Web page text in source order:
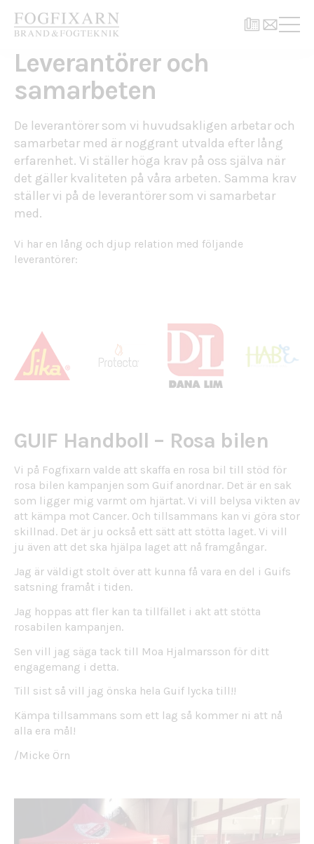
Leverantörer och
samarbeten
De leverantörer som vi huvudsakligen arbetar och
samarbetar med är noggrant utvalda efter lång
erfarenhet. Vi ställer höga krav på oss själva när
det gäller kvaliteten på våra arbeten. Samma krav
ställer vi på de leverantörer som vi samarbetar
med.
Vi har en lång och djup relation med följande
leverantörer:
GUIF Handboll – Rosa bilen
Vi på Fogfixarn valde att skaffa en rosa bil till stöd för
rosa bilen kampanjen som Guif anordnar. Det är en sak
som ligger mig varmt om hjärtat. Vi vill belysa vikten av
att kämpa mot Cancer. Och tillsammans kan vi göra stor
skillnad. Det är ju också ett sätt att stötta laget. Vi vill
ju även att det ska hjälpa laget att nå framgångar.
Jag är väldigt stolt över att kunna få vara en del i Guifs
satsning framåt i tiden.
Jag hoppas att fler kan ta tillfället i akt att stötta
rosabilen kampanjen.
Sen vill jag säga tack till Moa Hjalmarsson för ditt
engagemang i detta.
Till sist så vill jag önska hela Guif lycka till!!
Kämpa tillsammans som ett lag så kommer ni att nå
alla era mål!
/Micke Örn